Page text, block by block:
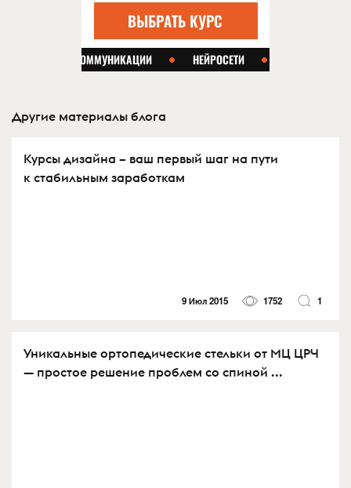
Другие материалы блога
Курсы дизайна – ваш первый шаг на пути
к стабильным заработкам
9 Июл 2015 1752 1
Уникальные ортопедические стельки от МЦ ЦРЧ
— простое решение проблем со спиной ...